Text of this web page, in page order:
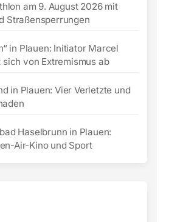
am 9. August 2026 mit
Straßensperrungen
in Plauen: Initiator Marcel
von Extremismus ab
in Plauen: Vier Verletzte und
Haselbrunn in Plauen:
Air-Kino und Sport